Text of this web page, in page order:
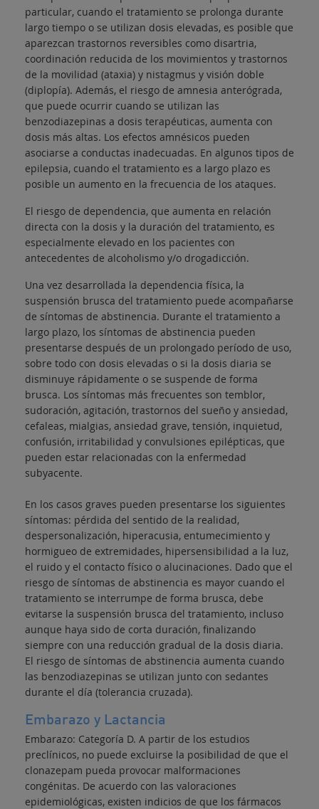
particular, cuando el tratamiento se prolonga durante
largo tiempo o se utilizan dosis elevadas, es posible que
aparezcan trastornos reversibles como disartria,
coordinación reducida de los movimientos y trastornos
de la movilidad (ataxia) y nistagmus y visión doble
(diplopía). Además, el riesgo de amnesia anterógrada,
que puede ocurrir cuando se utilizan las
benzodiazepinas a dosis terapéuticas, aumenta con
dosis más altas. Los efectos amnésicos pueden
asociarse a conductas inadecuadas. En algunos tipos de
epilepsia, cuando el tratamiento es a largo plazo es
posible un aumento en la frecuencia de los ataques.
El riesgo de dependencia, que aumenta en relación
directa con la dosis y la duración del tratamiento, es
especialmente elevado en los pacientes con
antecedentes de alcoholismo y/o drogadicción.
Una vez desarrollada la dependencia física, la
suspensión brusca del tratamiento puede acompañarse
de síntomas de abstinencia. Durante el tratamiento a
largo plazo, los síntomas de abstinencia pueden
presentarse después de un prolongado período de uso,
sobre todo con dosis elevadas o si la dosis diaria se
disminuye rápidamente o se suspende de forma
brusca. Los síntomas más frecuentes son temblor,
sudoración, agitación, trastornos del sueño y ansiedad,
cefaleas, mialgias, ansiedad grave, tensión, inquietud,
confusión, irritabilidad y convulsiones epilépticas, que
pueden estar relacionadas con la enfermedad
subyacente.
En los casos graves pueden presentarse los siguientes
síntomas: pérdida del sentido de la realidad,
despersonalización, hiperacusia, entumecimiento y
hormigueo de extremidades, hipersensibilidad a la luz,
el ruido y el contacto físico o alucinaciones. Dado que el
riesgo de síntomas de abstinencia es mayor cuando el
tratamiento se interrumpe de forma brusca, debe
evitarse la suspensión brusca del tratamiento, incluso
aunque haya sido de corta duración, finalizando
siempre con una reducción gradual de la dosis diaria.
El riesgo de síntomas de abstinencia aumenta cuando
las benzodiazepinas se utilizan junto con sedantes
durante el día (tolerancia cruzada).
Embarazo y Lactancia
Embarazo: Categoría D. A partir de los estudios
preclínicos, no puede excluirse la posibilidad de que el
clonazepam pueda provocar malformaciones
congénitas. De acuerdo con las valoraciones
epidemiológicas, existen indicios de que los fármacos